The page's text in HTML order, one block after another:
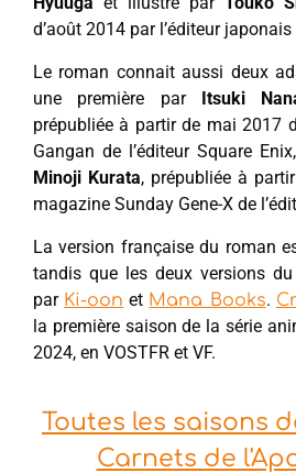
d’août 2014 par l’éditeur
Le roman connait aussi deux
une première par Itsuki
prépubliée à partir de mai 2017
Gangan de l’éditeur Square
Minoji Kurata, prépubliée à
magazine Sunday Gene-X de
La version française du roman
tandis que les deux versions
par Ki-oon et Mana Books.
la première saison de la série
2024, en VOSTFR et VF.
Toutes les saisons
Carnets de